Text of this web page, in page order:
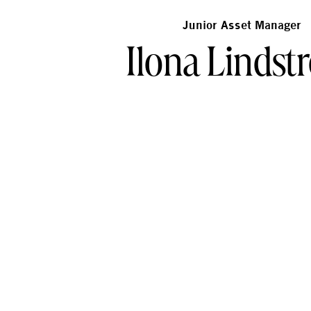
Junior Asset Manager
Ilona